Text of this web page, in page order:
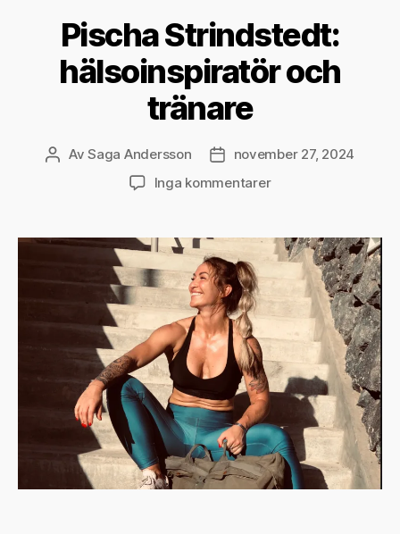
Pischa Strindstedt:
hälsoinspiratör och
tränare
Inläggsförfattare
AvSaga Andersson Inläggsdatum
november 27, 2024
Inga kommentarertill
hälsoinspiratör
och
tränare